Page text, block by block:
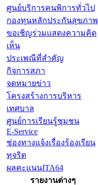
ศูนย์บริการคนพิการทั่วไป
กองทุนหลักประกันสุขภาพ
ขอเชิญร่วมแสดงความคิด
เห็น
ประเพณีที่สำคัญ
กิจการสภา
จดหมายข่าว
โครงสร้างการบริหาร
เทศบาล
ศูนย์การเรียนรู้ชุมชน
E-Service
ช่องทางแจ้งเรื่องร้องเรียน
ทุจริต
ผลคะแนนITA64
รายงานต่างๆ